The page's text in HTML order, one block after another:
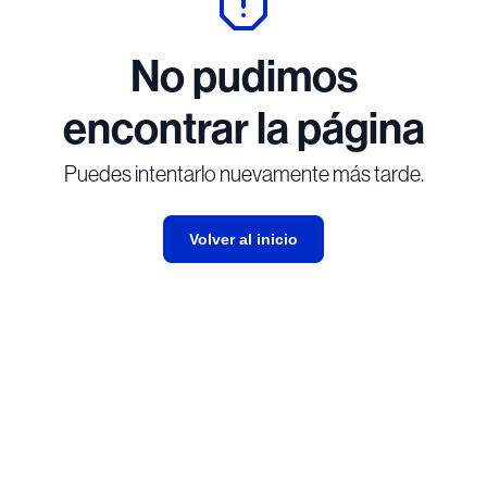
No pudimos
encontrar la página
Puedes intentarlo nuevamente más tarde.
Volver al inicio